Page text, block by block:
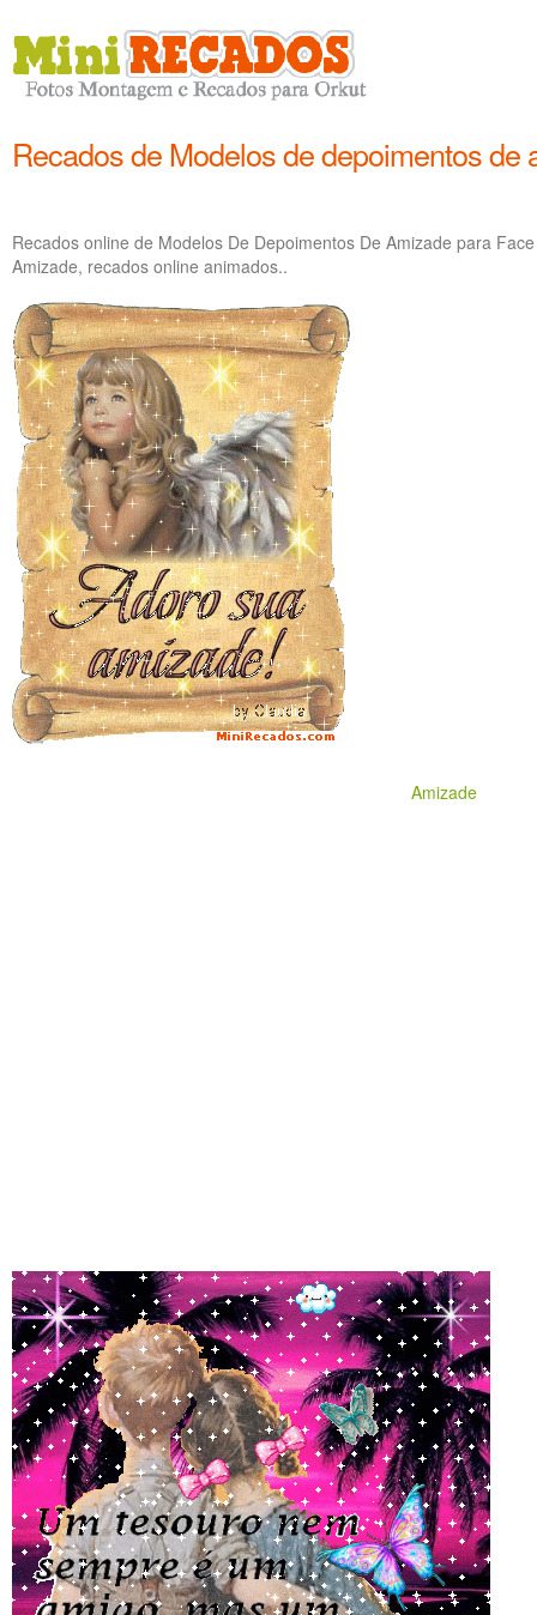
Recados de Modelos de depoimentos de
Recados online de Modelos De Depoimentos De Amizade para
Amizade, recados online animados..
Amizade